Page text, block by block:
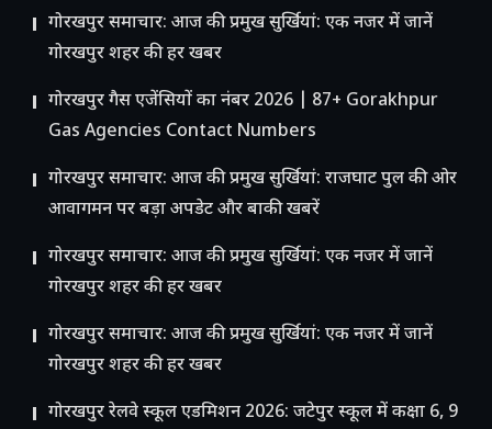
गोरखपुर समाचार: आज की प्रमुख सुर्खियां: एक नजर में जानें
गोरखपुर शहर की हर खबर
गोरखपुर गैस एजेंसियों का नंबर 2026 | 87+ Gorakhpur
Gas Agencies Contact Numbers
गोरखपुर समाचार: आज की प्रमुख सुर्खियां: राजघाट पुल की ओर
आवागमन पर बड़ा अपडेट और बाकी खबरें
गोरखपुर समाचार: आज की प्रमुख सुर्खियां: एक नजर में जानें
गोरखपुर शहर की हर खबर
गोरखपुर समाचार: आज की प्रमुख सुर्खियां: एक नजर में जानें
गोरखपुर शहर की हर खबर
गोरखपुर रेलवे स्कूल एडमिशन 2026: जटेपुर स्कूल में कक्षा 6, 9